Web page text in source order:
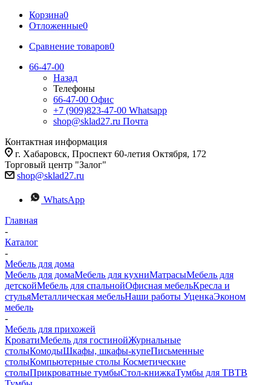
Корзина0
Отложенные0
Сравнение товаров0
66-47-00
Назад
Телефоны
66-47-00 Офис
+7 (909)823-47-00 Whatsapp
shop@sklad27.ru Почта
Контактная информация
г. Хабаровск, Проспект 60-летия Октября, 172
Торговый центр "Залог"
shop@sklad27.ru
WhatsApp
Главная
-
Каталог
-
Мебель для дома
Мебель для домаМебель для кухниМатраcыМебель для
детскойМебель для спальнойОфисная мебельКресла и
стульяМеталлическая мебельНаши работы УценкаЭконом
мебель
-
Мебель для прихожей
КроватиМебель для гостинойЖурнальные
столыКомодыШкафы, шкафы-купеПисьменные
столыКомпьютерные столы Косметические
столыПрикроватные тумбыСтол-книжкаТумбы для ТВТВ